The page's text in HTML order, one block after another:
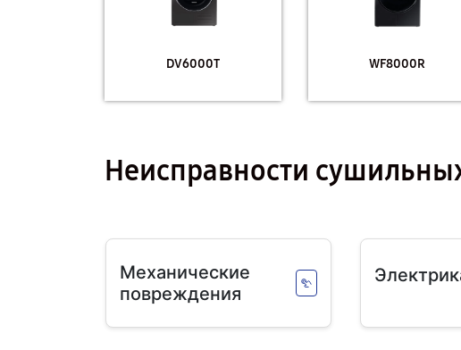
DV6000T WF8000R
Неисправности
Механические
повреждения